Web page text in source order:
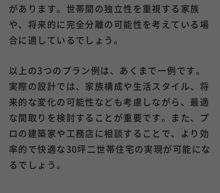
があります。世帯間の独立性を重視する家族
や、将来的に完全分離の可能性を考えている場
合に適しているでしょう。
以上の3つのプラン例は、あくまで一例です。
実際の設計では、家族構成や生活スタイル、将
来的な変化の可能性なども考慮しながら、最適
な間取りを検討することが重要です。また、プ
ロの建築家や工務店に相談することで、より効
率的で快適な30坪二世帯住宅の実現が可能にな
るでしょう。